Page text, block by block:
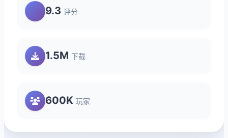
9.3 评分
1.5M 下载
600K 玩家